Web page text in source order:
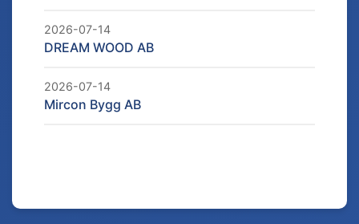
2026-07-14
DREAM WOOD AB
2026-07-14
Mircon Bygg AB